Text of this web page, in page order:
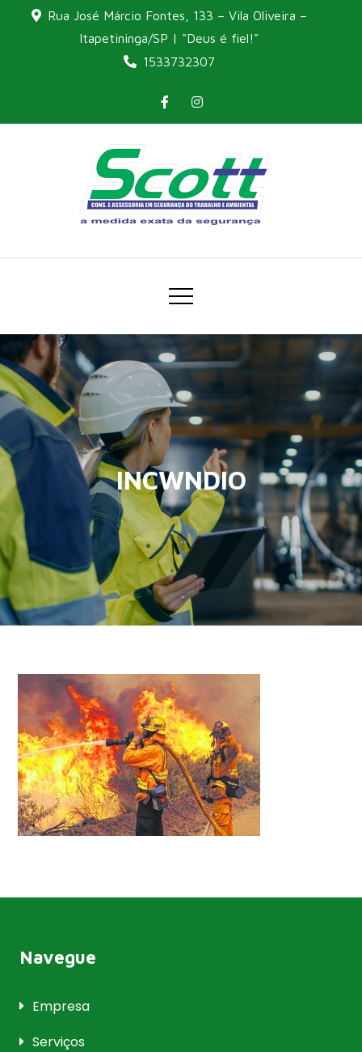
Rua José Márcio Fontes, 133 – Vila Oliveira –
Itapetininga/SP | "Deus é fiel!"
1533732307
Scott
INCWNDIO
Navegue
Empresa
Serviços